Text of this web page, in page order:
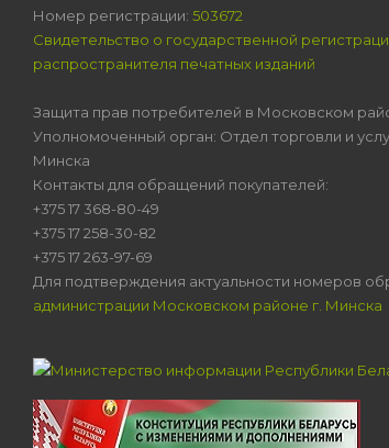
Номер регистрации: 503672
Свидетельство о государственной
распространителя печатных изданий
Защита прав потребителей в Московском
Уполномоченный орган: Отдел торговли и
Минска
Контакты для обращений покупателей:
+375 17 368-80-49
+375 17 258-30-82
+375 17 263-97-69
Для подтверждения актуальности номеров
администрации Московском районе г. Минска